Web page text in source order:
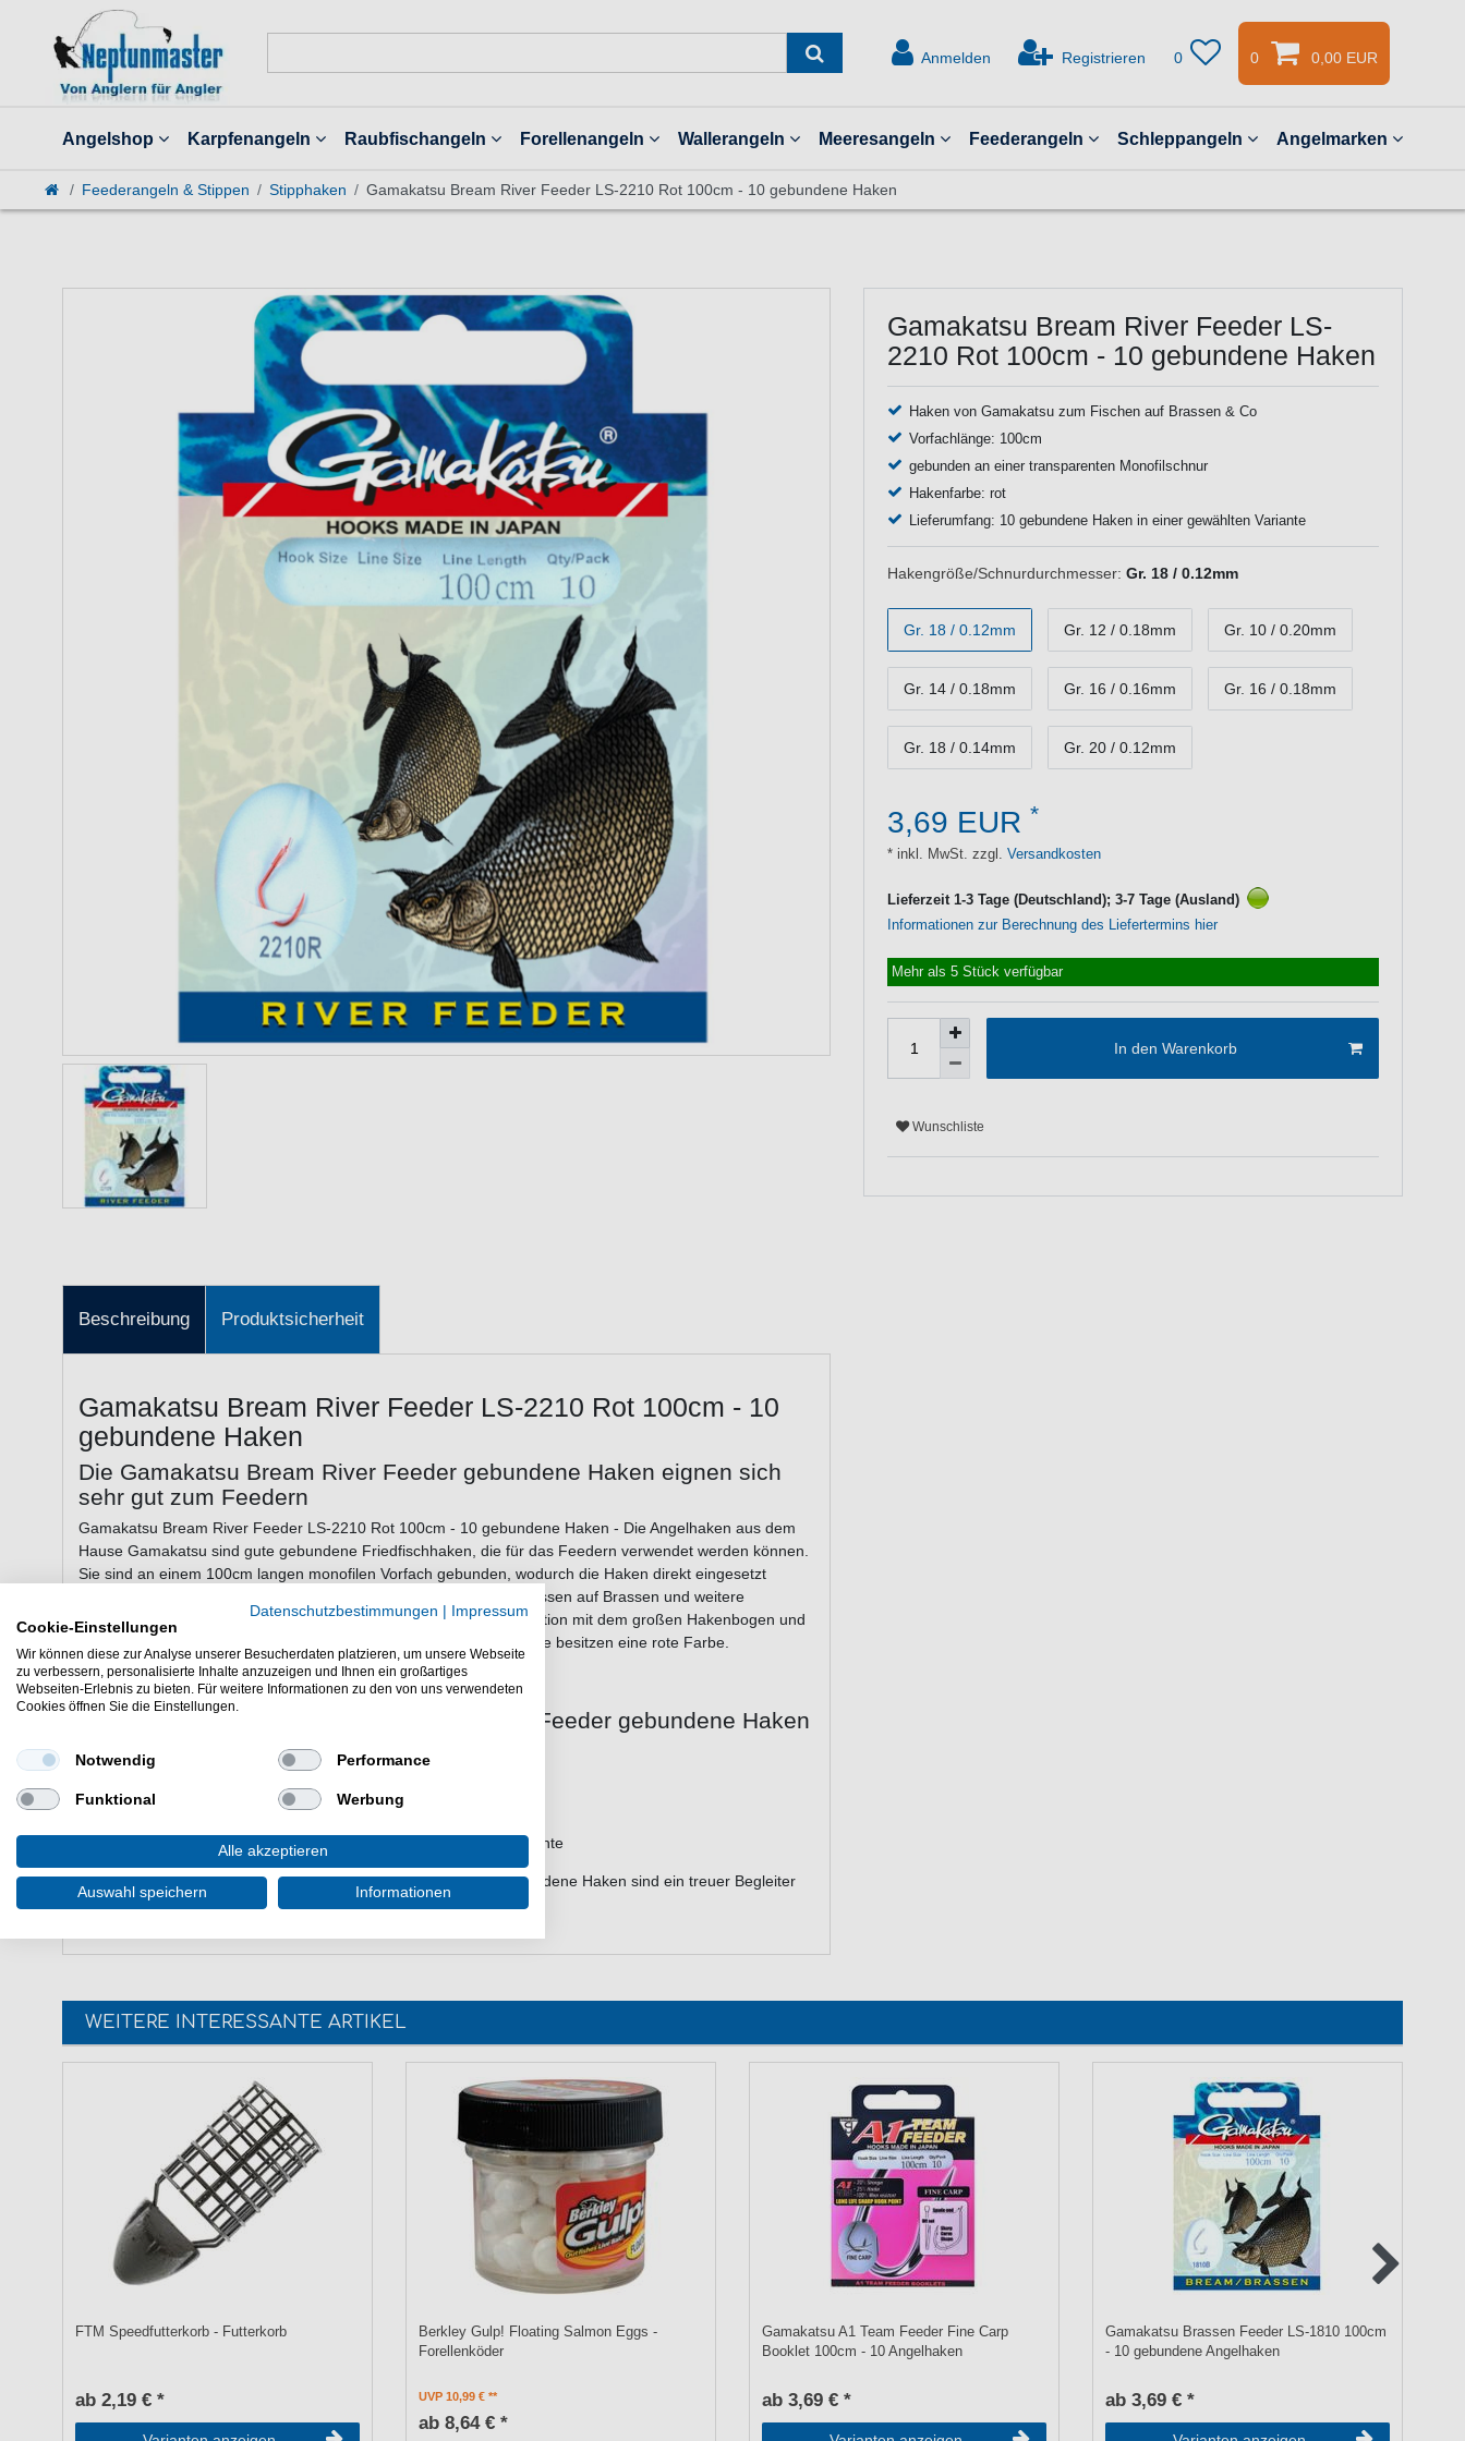
Anmelden Registrieren 0 0 0,00 EUR
Angelshop Karpfenangeln Raubfischangeln Forellenangeln Wallerangeln Meeresangeln Feederangeln Schleppangeln Angelmarken
Feederangeln & Stippen Stipphaken Gamakatsu Bream River Feeder LS-2210 Rot 100cm - 10 gebundene Haken
Gamakatsu Bream River Feeder LS-
2210 Rot 100cm - 10 gebundene Haken
Haken von Gamakatsu zum Fischen auf Brassen & Co
Vorfachlänge: 100cm
gebunden an einer transparenten Monofilschnur
Hakenfarbe: rot
Lieferumfang: 10 gebundene Haken in einer gewählten Variante
Hakengröße/Schnurdurchmesser: Gr. 18 / 0.12mm
Gr. 18 / 0.12mm Gr. 12 / 0.18mm Gr. 10 / 0.20mm
Gr. 14 / 0.18mm Gr. 16 / 0.16mm Gr. 16 / 0.18mm
Gr. 18 / 0.14mm Gr. 20 / 0.12mm
3,69 EUR *
* inkl. MwSt. zzgl. Versandkosten
Lieferzeit 1-3 Tage (Deutschland); 3-7 Tage (Ausland)
Informationen zur Berechnung des Liefertermins hier
Mehr als 5 Stück verfügbar
In den Warenkorb
Wunschliste
Beschreibung Produktsicherheit
Gamakatsu Bream River Feeder LS-2210 Rot 100cm - 10
gebundene Haken
Die Gamakatsu Bream River Feeder gebundene Haken eignen sich
sehr gut zum Feedern
Gamakatsu Bream River Feeder LS-2210 Rot 100cm - 10 gebundene Haken - Die Angelhaken aus dem
Hause Gamakatsu sind gute gebundene Friedfischhaken, die für das Feedern verwendet werden können.
Sie sind an einem 100cm langen monofilen Vorfach gebunden, wodurch die Haken direkt eingesetzt
werden können. Die Haken können für das Futterkorbangeln in Flüssen auf Brassen und weitere
Fischarten eingesetzt werden. Der dünndrähtige Haken in Kombination mit dem großen Hakenbogen und
der scharfen Hakenspitze dringt gut in das Maul des Fisches ein. Sie besitzen eine rote Farbe.
Eigenschaften der Gamakatsu Bream River Feeder gebundene Haken
Haken zum Fischen auf Brassen & Co
Vorfachlänge: 100cm
gebunden an einer transparenten Monofilschnur
Lieferumfang: 10 gebundene Haken in einer gewählten Variante
Die Gamakatsu Bream River Feeder LS-2210 Rot 100cm 10 gebundene Haken sind ein treuer Begleiter
beim Flussangeln. Einzelhaken für Brassen & Co.
WEITERE INTERESSANTE ARTIKEL
FTM Speedfutterkorb - Futterkorb
ab 2,19 € *
Berkley Gulp! Floating Salmon Eggs -
Forellenköder
UVP 10,99 €
ab 8,64 € *
Gamakatsu A1 Team Feeder Fine Carp
Booklet 100cm - 10 Angelhaken
ab 3,69 € *
Gamakatsu Brassen Feeder LS-1810 100cm
- 10 gebundene Angelhaken
ab 3,69 € *
Datenschutzbestimmungen
Impressum
Cookie-Einstellungen
Wir können diese zur Analyse unserer Besucherdaten platzieren, um unsere Webseite
zu verbessern, personalisierte Inhalte anzuzeigen und Ihnen ein großartiges
Webseiten-Erlebnis zu bieten. Für weitere Informationen zu den von uns verwendeten
Cookies öffnen Sie die Einstellungen.
Notwendig Performance
Funktional Werbung
Alle akzeptieren
Auswahl speichern Informationen